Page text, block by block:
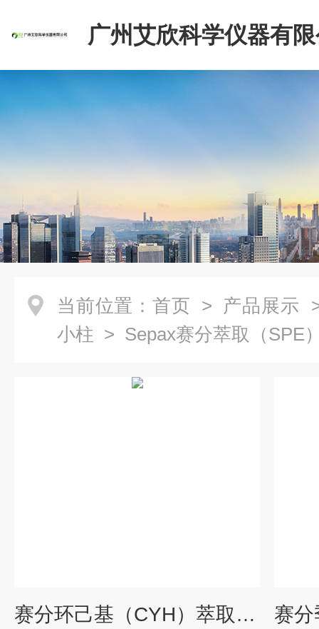
广州艾欣科学仪器有
当前位置： 首页 > 产品展示
小柱 > Sepax赛分萃取（SPE
赛分环己基（CYH）萃取小柱